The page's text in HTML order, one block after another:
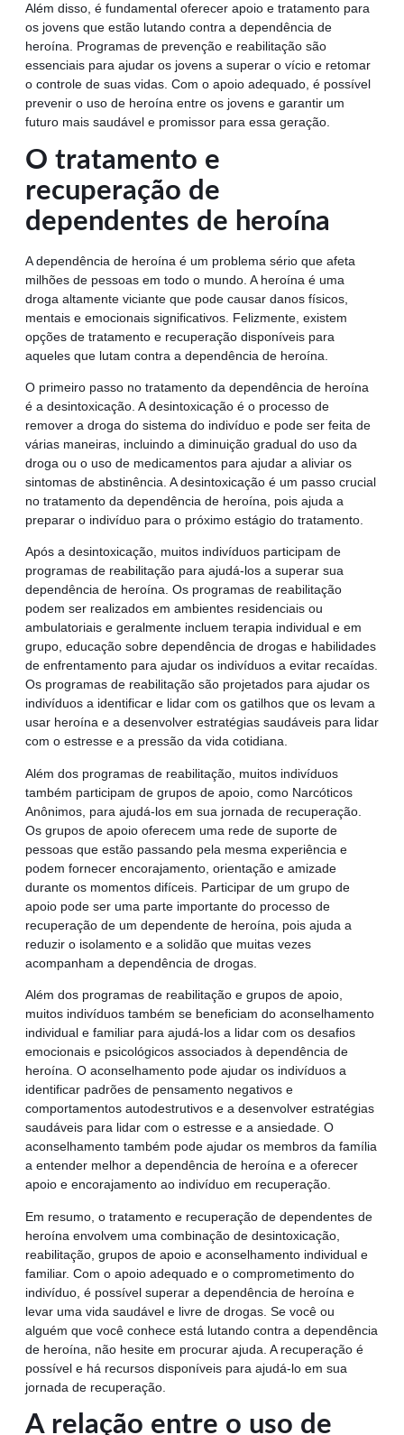
Além disso, é fundamental oferecer apoio e tratamento para
os jovens que estão lutando contra a dependência de
heroína. Programas de prevenção e reabilitação são
essenciais para ajudar os jovens a superar o vício e retomar
o controle de suas vidas. Com o apoio adequado, é possível
prevenir o uso de heroína entre os jovens e garantir um
futuro mais saudável e promissor para essa geração.
O tratamento e
recuperação de
dependentes de heroína
A dependência de heroína é um problema sério que afeta
milhões de pessoas em todo o mundo. A heroína é uma
droga altamente viciante que pode causar danos físicos,
mentais e emocionais significativos. Felizmente, existem
opções de tratamento e recuperação disponíveis para
aqueles que lutam contra a dependência de heroína.
O primeiro passo no tratamento da dependência de heroína
é a desintoxicação. A desintoxicação é o processo de
remover a droga do sistema do indivíduo e pode ser feita de
várias maneiras, incluindo a diminuição gradual do uso da
droga ou o uso de medicamentos para ajudar a aliviar os
sintomas de abstinência. A desintoxicação é um passo crucial
no tratamento da dependência de heroína, pois ajuda a
preparar o indivíduo para o próximo estágio do tratamento.
Após a desintoxicação, muitos indivíduos participam de
programas de reabilitação para ajudá-los a superar sua
dependência de heroína. Os programas de reabilitação
podem ser realizados em ambientes residenciais ou
ambulatoriais e geralmente incluem terapia individual e em
grupo, educação sobre dependência de drogas e habilidades
de enfrentamento para ajudar os indivíduos a evitar recaídas.
Os programas de reabilitação são projetados para ajudar os
indivíduos a identificar e lidar com os gatilhos que os levam a
usar heroína e a desenvolver estratégias saudáveis para lidar
com o estresse e a pressão da vida cotidiana.
Além dos programas de reabilitação, muitos indivíduos
também participam de grupos de apoio, como Narcóticos
Anônimos, para ajudá-los em sua jornada de recuperação.
Os grupos de apoio oferecem uma rede de suporte de
pessoas que estão passando pela mesma experiência e
podem fornecer encorajamento, orientação e amizade
durante os momentos difíceis. Participar de um grupo de
apoio pode ser uma parte importante do processo de
recuperação de um dependente de heroína, pois ajuda a
reduzir o isolamento e a solidão que muitas vezes
acompanham a dependência de drogas.
Além dos programas de reabilitação e grupos de apoio,
muitos indivíduos também se beneficiam do aconselhamento
individual e familiar para ajudá-los a lidar com os desafios
emocionais e psicológicos associados à dependência de
heroína. O aconselhamento pode ajudar os indivíduos a
identificar padrões de pensamento negativos e
comportamentos autodestrutivos e a desenvolver estratégias
saudáveis para lidar com o estresse e a ansiedade. O
aconselhamento também pode ajudar os membros da família
a entender melhor a dependência de heroína e a oferecer
apoio e encorajamento ao indivíduo em recuperação.
Em resumo, o tratamento e recuperação de dependentes de
heroína envolvem uma combinação de desintoxicação,
reabilitação, grupos de apoio e aconselhamento individual e
familiar. Com o apoio adequado e o comprometimento do
indivíduo, é possível superar a dependência de heroína e
levar uma vida saudável e livre de drogas. Se você ou
alguém que você conhece está lutando contra a dependência
de heroína, não hesite em procurar ajuda. A recuperação é
possível e há recursos disponíveis para ajudá-lo em sua
jornada de recuperação.
A relação entre o uso de